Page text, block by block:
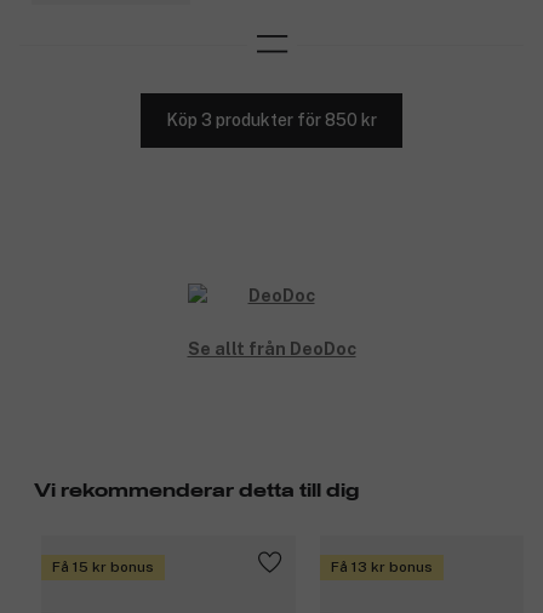
Köp 3 produkter för 850 kr
Se allt från DeoDoc
Vi rekommenderar detta till dig
Få 15 kr bonus Få 13 kr bonus